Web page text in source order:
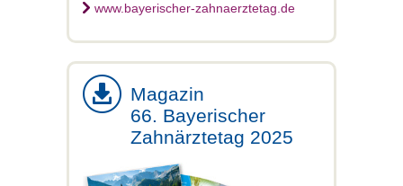
www.bayerischer-zahnaerztetag.de
Magazin
66. Bayerischer
Zahnärztetag 2025